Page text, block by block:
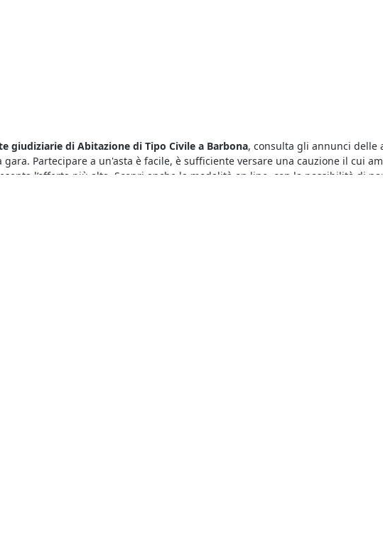
giudiziarie di Abitazione di Tipo Civile a Barbona, consulta gli annunci delle
Partecipare a un'asta è facile, è sufficiente versare una cauzione il cui
l’offerta più alta. Scopri anche la modalità on line, con la possibilità di